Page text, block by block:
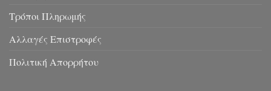
Τρόποι Πληρωμής
Αλλαγές Επιστροφές
Πολιτική Απορρήτου